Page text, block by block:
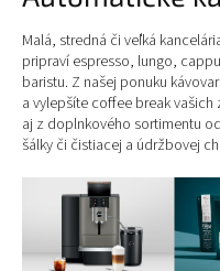
Malá, stredná či veľká
pripraví espresso, lungo,
baristu. Z našej ponuku
a vylepšíte coffee break
aj z doplnkového sortimentu
šálky či čistiacej a údržbovej